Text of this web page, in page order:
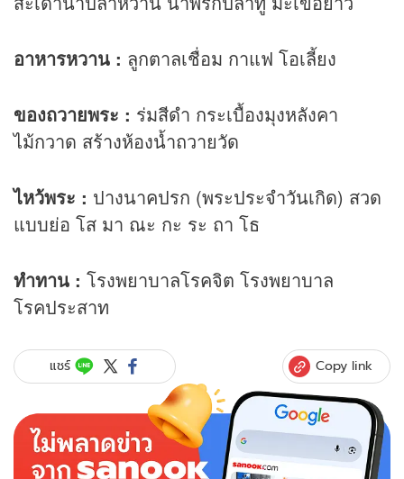
อาหารหวาน : ลูกตาลเชื่อม กาแฟ โอเลี้ยง
ของถวายพระ : ร่มสีดำ กระเบื้องมุงหลังคา
ไม้กวาด สร้างห้องน้ำถวายวัด
ไหว้พระ : ปางนาคปรก (พระประจำวันเกิด) สวด
แบบย่อ โส มา ณะ กะ ระ ถา โธ
ทำทาน : โรงพยาบาลโรคจิต โรงพยาบาล
โรคประสาท
แชร์ Copy link